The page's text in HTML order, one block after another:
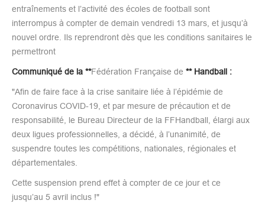
entraînements et l’activité des écoles de football sont
interrompus à compter de demain vendredi 13 mars, et jusqu’à
nouvel ordre. Ils reprendront dès que les conditions sanitaires le
permettront
Communiqué de la **Fédération Française de ** Handball :
"Afin de faire face à la crise sanitaire liée à l’épidémie de
Coronavirus COVID-19, et par mesure de précaution et de
responsabilité, le Bureau Directeur de la FFHandball, élargi aux
deux ligues professionnelles, a décidé, à l’unanimité, de
suspendre toutes les compétitions, nationales, régionales et
départementales.
Cette suspension prend effet à compter de ce jour et ce
jusqu’au 5 avril inclus !"